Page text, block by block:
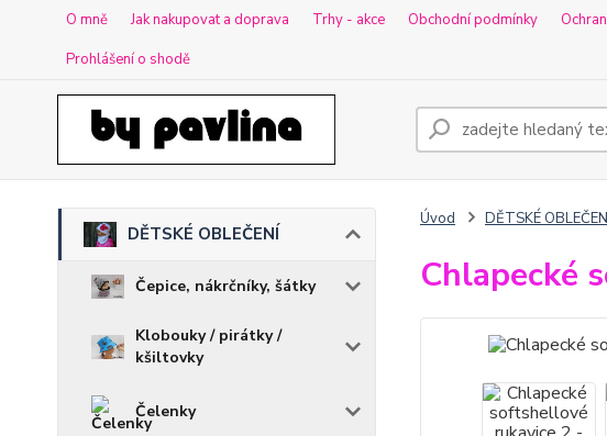
O mně Jak nakupovat a doprava Trhy - akce Obchodní podmínky
Prohlášení o shodě
DĚTSKÉ OBLEČENÍ
Čepice, nákrčníky, šátky
Klobouky / pirátky /
kšiltovky
Čelenky
Úvod DĚTSKÉ
Chlapecké